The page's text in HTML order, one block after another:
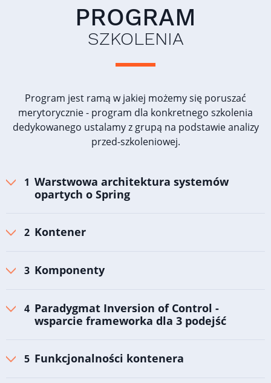
PROGRAM
SZKOLENIA
Program jest ramą w jakiej możemy się poruszać
merytorycznie - program dla konkretnego szkolenia
dedykowanego ustalamy z grupą na podstawie analizy
przed-szkoleniowej.
Warstwowa architektura systemów
opartych o Spring
Kontener
Komponenty
Paradygmat Inversion of Control -
wsparcie frameworka dla 3 podejść
Funkcjonalności kontenera